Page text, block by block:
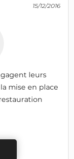
15/12/2016
leurs
mise en place